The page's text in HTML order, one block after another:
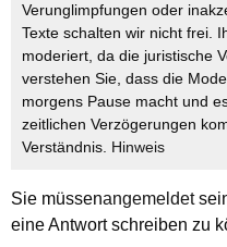
Verunglimpfungen oder
Texte schalten wir nicht frei.
moderiert, da die juristische
verstehen Sie, dass die
morgens Pause macht und
zeitlichen Verzögerungen
Verständnis. Hinweis
Sie müssenangemeldet
eine Antwort schreiben zu